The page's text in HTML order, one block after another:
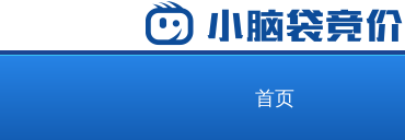
首页